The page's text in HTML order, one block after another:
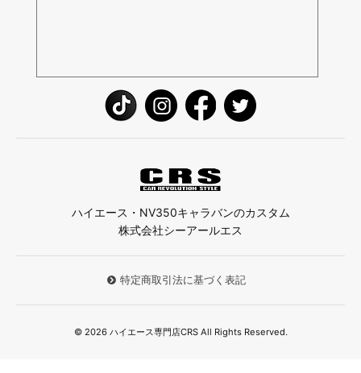
ハイエース・NV350キャラバンのカスタム
株式会社シーアールエス
特定商取引法に基づく表記
© 2026 ハイエース専門店CRS All Rights Reserved.